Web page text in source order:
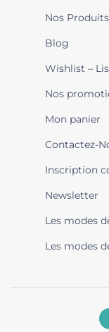
Nos Produits
Blog
Wishlist –
Nos
Mon panier
Contactez-
Inscription
Newsletter
Les modes
Les modes